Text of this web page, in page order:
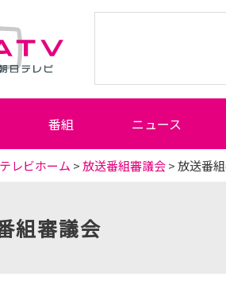
番組 ニュース
レビホーム >放送番組審議会> 放送番
組審議会